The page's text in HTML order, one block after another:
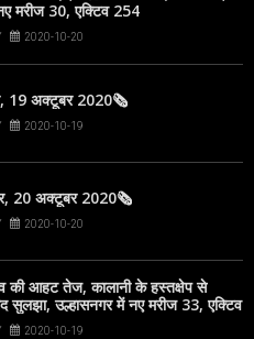
मरीज 30, एक्टिव 254
2020-10-20
19 अक्टूबर 2020🗞
2020-10-19
20 अक्टूबर 2020🗞
2020-10-20
की आहट तेज, कालानी के हस्तक्षेप से
सुलझा, उल्हासनगर में नए मरीज 33, एक्टिव
एक्टिव 252
2020-10-19